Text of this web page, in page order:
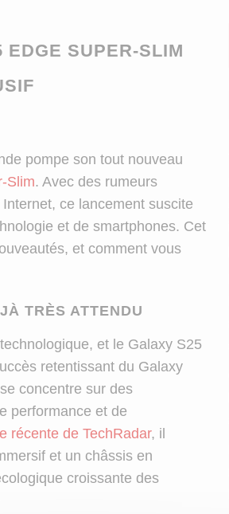
SUPER-SLIM
pompe son tout nouveau
Slim. Avec des rumeurs
ce lancement suscite
et de smartphones. Cet
et comment vous
TRÈS ATTENDU
et le Galaxy S25
retentissant du Galaxy
concentre sur des
performance et de
récente de TechRadar, il
et un châssis en
croissante des